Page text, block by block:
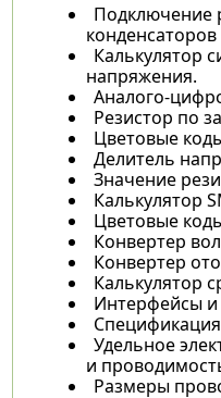
Подключение
Калькулятор
напряжения.
Аналого-
Резистор по
Цветовые
Делитель
Значение
Калькулятор
Цветовые
Конвертер
Конвертер
Калькулятор
Интерфейсы и
Удельное
и
Размеры